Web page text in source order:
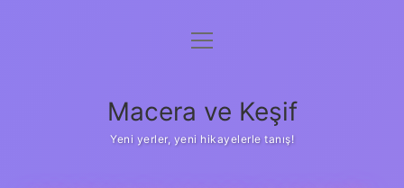
Anasayfa
Yasal Uyarı
menüyü
Macera ve Keşif
Yeni yerler, yeni hikayelerle tanış!